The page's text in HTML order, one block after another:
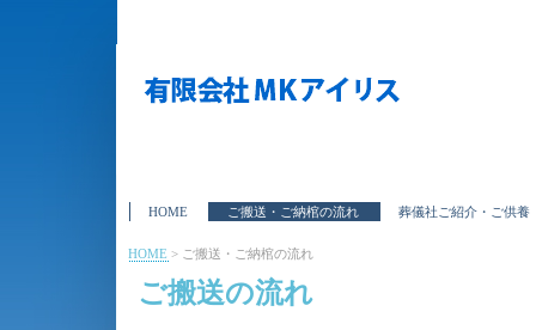
HOME ご搬送・ご納棺の流れ 葬儀社ご紹介・ご供養
HOME > ご搬送・ご納棺の流れ
ご搬送の流れ